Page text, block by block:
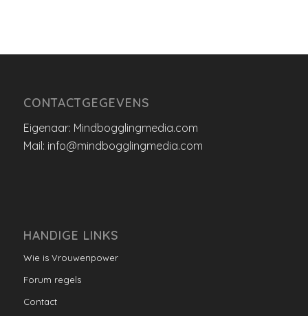
CONTACTGEGEVENS
Eigenaar: Mindbogglingmedia.com
Mail: info@mindbogglingmedia.com
HANDIGE LINKS
Wie is Vrouwenpower
Forum regels
Contact